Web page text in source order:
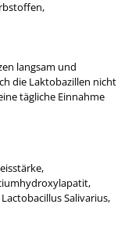
langsam und
die Laktobazillen nicht
tägliche Einnahme
Salivarius,